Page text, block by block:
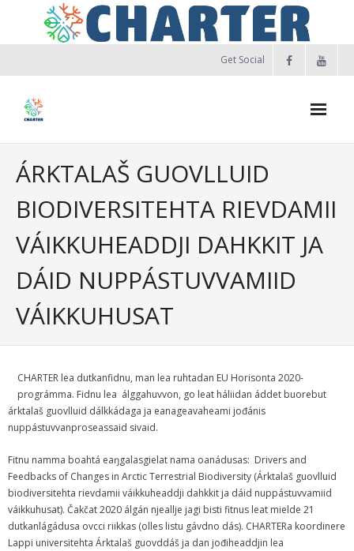
Get Social
ÁRKTALAŠ GUOVLLUID
BIODIVERSITEHTA RIEVDAMII
VÁIKKUHEADDJI DAHKKIT JA
DÁID NUPPÁSTUVVAMIID
VÁIKKUHUSAT
CHARTER lea dutkanfidnu, man lea ruhtadan EU Horisonta 2020-
prográmma. Fidnu lea álggahuvvon, go leat háliidan áddet buorebut
árktalaš guovlluid dálkkádaga ja eanageavaheami jođánis
nuppástuvvanproseassaid sivaid.
Fitnu namma boahtá eaŋgalasgielat nama oanádusas: Drivers and
Feedbacks of Changes in Arctic Terrestrial Biodiversity (Árktalaš guovlluid
biodiversitehta rievdamii váikkuheaddji dahkkit ja dáid nuppástuvvamiid
váikkuhusat). Čakčat 2020 álgán njeallje jagi bisti fitnus leat mielde 21
dutkanlágádusa ovcci riikkas (olles listu gávdno dás). CHARTERa koordinere
Lappi universitehta Árktalaš guovddáš ja dan jođiheaddjin lea